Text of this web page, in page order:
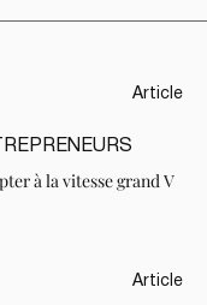
Article
à la vitesse grand V
Article